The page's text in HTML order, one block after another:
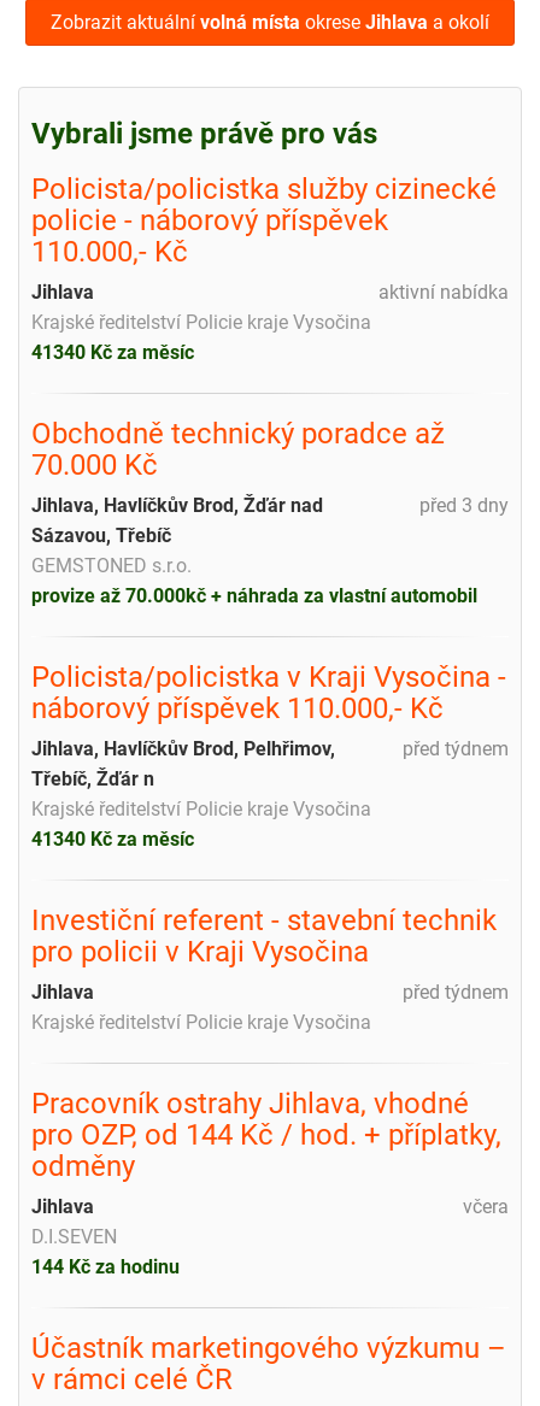
Zobrazit aktuální volná místa okrese Jihlava a okolí
Vybrali jsme právě pro vás
Policista/policistka služby cizinecké
policie - náborový příspěvek
110.000,- Kč
aktivní nabídka
Jihlava
Krajské ředitelství Policie kraje Vysočina
41340 Kč za měsíc
Obchodně technický poradce až
70.000 Kč
před 3 dny
Jihlava, Havlíčkův Brod, Žďár nad
Sázavou, Třebíč
GEMSTONED s.r.o.
provize až 70.000kč + náhrada za vlastní automobil
Policista/policistka v Kraji Vysočina -
náborový příspěvek 110.000,- Kč
před týdnem
Jihlava, Havlíčkův Brod, Pelhřimov,
Třebíč, Žďár n
Krajské ředitelství Policie kraje Vysočina
41340 Kč za měsíc
Investiční referent - stavební technik
pro policii v Kraji Vysočina
před týdnem
Jihlava
Krajské ředitelství Policie kraje Vysočina
Pracovník ostrahy Jihlava, vhodné
pro OZP, od 144 Kč / hod. + příplatky,
odměny
včera
Jihlava
D.I.SEVEN
144 Kč za hodinu
Účastník marketingového výzkumu –
v rámci celé ČR